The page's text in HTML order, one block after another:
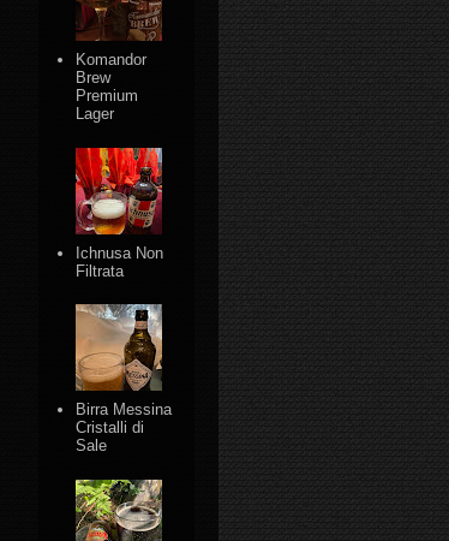
Komandor
Brew
Premium
Lager
Ichnusa Non
Filtrata
Birra Messina
Cristalli di
Sale